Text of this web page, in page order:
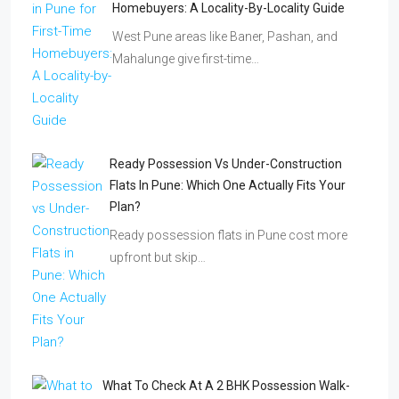
Homebuyers: A Locality-By-Locality Guide
West Pune areas like Baner, Pashan, and
Mahalunge give first-time…
Ready Possession Vs Under-Construction
Flats In Pune: Which One Actually Fits Your
Plan?
Ready possession flats in Pune cost more
upfront but skip…
What To Check At A 2 BHK Possession Walk-